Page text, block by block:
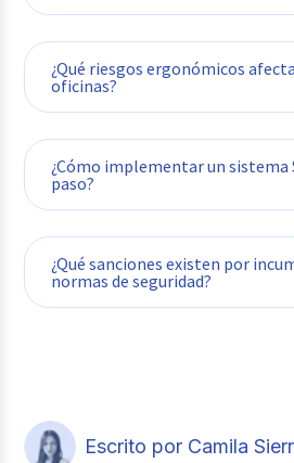
¿Qué riesgos ergonómicos
oficinas?
¿Cómo implementar un sistema
paso?
Realiza una evaluación
¿Qué sanciones existen por
normas de seguridad?
Escrito por Camila